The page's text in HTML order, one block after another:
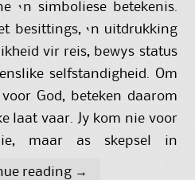
‘n simboliese betekenis.
besittings, ‘n uitdrukking
vir reis, bewys status
selfstandigheid. Om
God, beteken daarom
laat vaar. Jy kom nie voor
maar as skepsel in
reading →